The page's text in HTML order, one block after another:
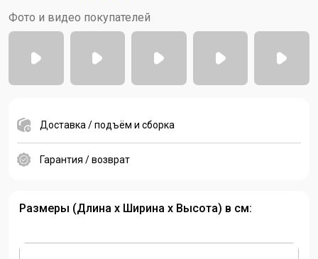
Фото и видео покупателей
Доставка / подъём и сборка
Гарантия / возврат
Размеры (Длина х Ширина х Высота) в см: